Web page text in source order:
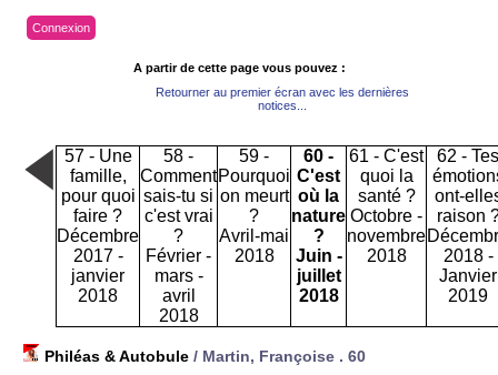
Connexion
A partir de cette page vous pouvez :
Retourner au premier écran avec les dernières
notices...
57 - Une
famille,
pour quoi
faire ?
Décembre
2017 -
janvier
2018
58 -
Comment
sais-tu si
c'est vrai
?
Février -
mars -
avril
2018
59 -
Pourquoi
on meurt
?
Avril-mai
2018
60 -
C'est
où la
nature
?
Juin -
juillet
2018
61 - C'est
quoi la
santé ?
Octobre -
novembre
2018
62 - Tes
ont-
raison
2018 -
Janvier
2019
Philéas & Autobule / Martin, Françoise . 60